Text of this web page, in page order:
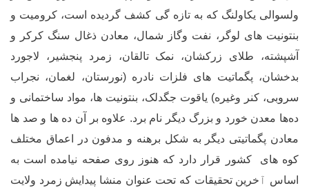
یکاولنگ که به تازه گی کشف گردیده است، کرومیت و
های لوگر، نفت وگاز شمال، معادن ذغال سنگ کرکر و
طلای زرکشان، نمک تالقان، زمرد پنجشیر، لاجورد
پگماتیت های فلزات نادره (نورستان، لغمان، نجراب
کنر وغیره) یاقوت جگدلک، بنتونیت ها مواد ساختمانی و
معدن خورد و بزرگ دیگر نام برد. علاوه بر آن ده ها و صد ها
پگماتیتی دیگر به شکل برهنه و مدفون در اعماق مختلف
های کشور قرار دارد که هنوز روی صفحه نیامده است به
آ خرین تحقیقات که تحت عنوان منشا پیدایش زمرد ولایت